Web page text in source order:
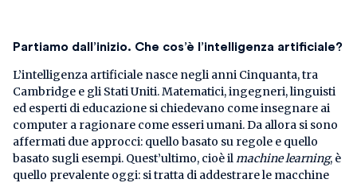
Partiamo dall’inizio. Che cos’è l’intelligenza artificiale?
L’intelligenza artificiale nasce negli anni Cinquanta, tra
Cambridge e gli Stati Uniti. Matematici, ingegneri, linguisti
ed esperti di educazione si chiedevano come insegnare ai
computer a ragionare come esseri umani. Da allora si sono
affermati due approcci: quello basato su regole e quello
basato sugli esempi. Quest’ultimo, cioè ilmachine learning, è
quello prevalente oggi: si tratta di addestrare le macchine